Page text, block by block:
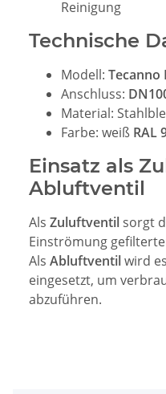
Reinigung
Technische
Modell: Tecanno
Anschluss:
Material:
Farbe: weiß RAL
Einsatz als
Abluftventil
Als Zuluftventil sorgt
Einströmung
Als Abluftventilwird
eingesetzt, um
abzuführen.